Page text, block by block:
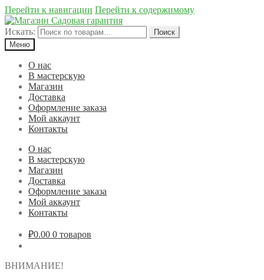
Перейти к навигации Перейти к содержимому
Искать:
Поиск
Меню
О нас
В мастерскую
Магазин
Доставка
Оформление заказа
Мой аккаунт
Контакты
О нас
В мастерскую
Магазин
Доставка
Оформление заказа
Мой аккаунт
Контакты
₽0.00 0 товаров
ВНИМАНИЕ!